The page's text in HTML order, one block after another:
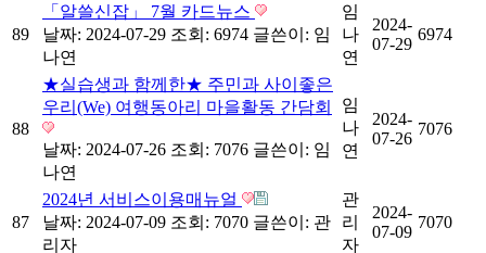
89
「알쓸신잡」 7월 카드뉴스
날짜: 2024-07-29 조회: 6974 글쓴이: 임
나연
임
나
연
2024-
07-29
6974
88
★실습생과 함께한★ 주민과 사이좋은
우리(We) 여행동아리 마을활동 간담회
날짜: 2024-07-26 조회: 7076 글쓴이: 임
나연
임
나
연
2024-
07-26
7076
87
2024년 서비스이용매뉴얼
날짜: 2024-07-09 조회: 7070 글쓴이: 관
리자
관
리
자
2024-
07-09
7070